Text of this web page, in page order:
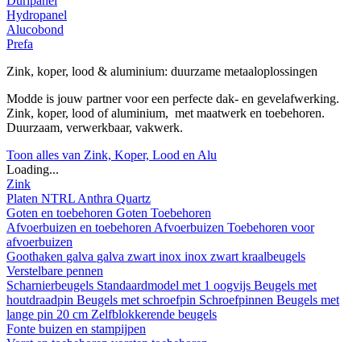
Hydropanel
Alucobond
Prefa
Zink, koper, lood & aluminium: duurzame metaaloplossingen
Modde is jouw partner voor een perfecte dak- en gevelafwerking.
Zink, koper, lood of aluminium, met maatwerk en toebehoren.
Duurzaam, verwerkbaar, vakwerk.
Toon alles van Zink, Koper, Lood en Alu
Loading...
Zink
Platen NTRL Anthra Quartz
Goten en toebehoren Goten Toebehoren
Afvoerbuizen en toebehoren Afvoerbuizen Toebehoren voor
afvoerbuizen
Goothaken galva galva zwart inox inox zwart kraalbeugels
Verstelbare pennen
Scharnierbeugels Standaardmodel met 1 oogvijs Beugels met
houtdraadpin Beugels met schroefpin Schroefpinnen Beugels met
lange pin 20 cm Zelfblokkerende beugels
Fonte buizen en stampijpen